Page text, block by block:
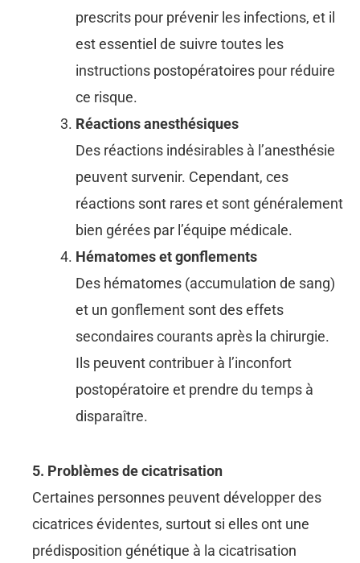
prescrits pour prévenir les infections, et il
est essentiel de suivre toutes les
instructions postopératoires pour réduire
ce risque.
Réactions anesthésiques
Des réactions indésirables à l’anesthésie
peuvent survenir. Cependant, ces
réactions sont rares et sont généralement
bien gérées par l’équipe médicale.
Hématomes et gonflements
Des hématomes (accumulation de sang)
et un gonflement sont des effets
secondaires courants après la chirurgie.
Ils peuvent contribuer à l’inconfort
postopératoire et prendre du temps à
disparaître.
5. Problèmes de cicatrisation
Certaines personnes peuvent développer des
cicatrices évidentes, surtout si elles ont une
prédisposition génétique à la cicatrisation